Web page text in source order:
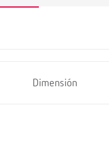
Dimensión